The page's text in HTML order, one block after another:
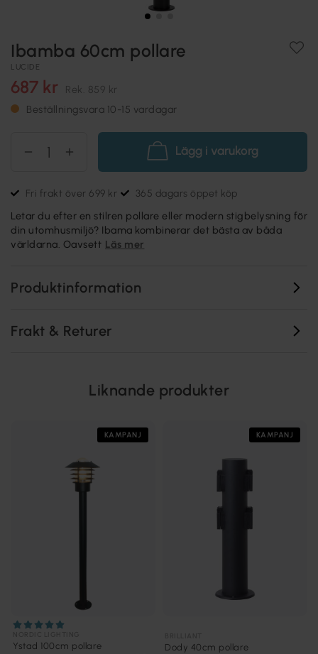
Ibamba 60cm pollare
LUCIDE
687 kr Rek. 859 kr
Beställningsvara 10-15 vardagar
Lägg i varukorg
Fri frakt över 699 kr 365 dagars öppet köp
Letar du efter en stilren pollare eller modern stigbelysning för
din utomhusmiljö? Ibama kombinerar det bästa av båda
världarna. Oavsett Läs mer
Produktinformation
Frakt & Returer
Liknande produkter
KAMPANJ
Ystad 100cm pollare
KAMPANJ
Dody 40cm pollare